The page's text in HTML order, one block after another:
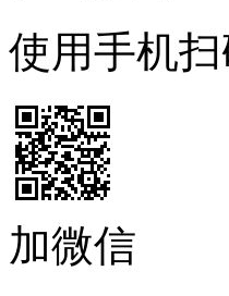
使用手机
加微信